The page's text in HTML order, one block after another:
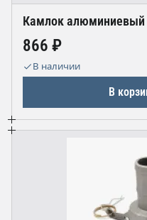
Камлок
866 ₽
В наличии
В